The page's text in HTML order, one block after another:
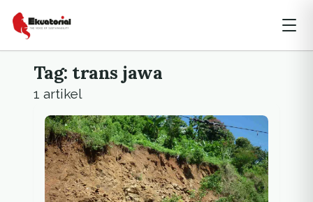
Tag: trans jawa
1 artikel